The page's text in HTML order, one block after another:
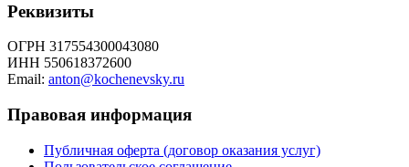
Реквизиты
ОГРН 317554300043080
ИНН 550618372600
Email: anton@kochenevsky.ru
Правовая информация
Публичная оферта (договор оказания услуг)